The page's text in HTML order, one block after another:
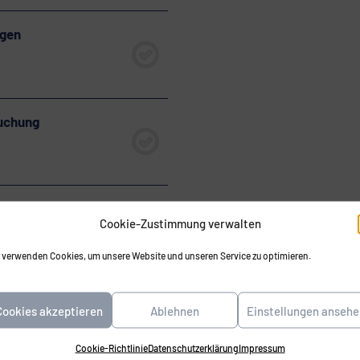
Cookie-Zustimmung verwalten
Cookies, um unsere Website und unseren Service zu optimieren.
akzeptieren Ablehnen Einstellungen
Cookie-RichtlinieDatenschutzerklärungImpressum